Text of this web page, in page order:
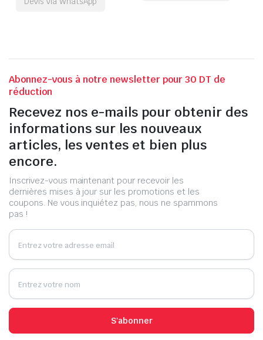
Abonnez-vous à notre newsletter pour 30 DT de
réduction
Recevez nos e-mails pour obtenir des
informations sur les nouveaux
articles, les ventes et bien plus
encore.
Inscrivez-vous maintenant pour recevoir les
dernières mises à jour sur les promotions et les
coupons. Ne vous inquiétez pas, nous ne spammons
pas !
S'abonner